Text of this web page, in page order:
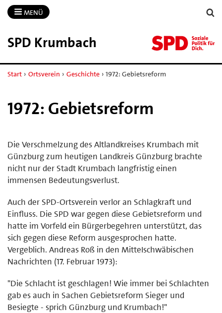
MENÜ
SPD Krumbach
Start › Ortsverein › Geschichte › 1972: Gebietsreform
1972: Gebietsreform
Die Verschmelzung des Altlandkreises Krumbach mit
Günzburg zum heutigen Landkreis Günzburg brachte
nicht nur der Stadt Krumbach langfristig einen
immensen Bedeutungsverlust.
Auch der SPD-Ortsverein verlor an Schlagkraft und
Einfluss. Die SPD war gegen diese Gebietsreform und
hatte im Vorfeld ein Bürgerbegehren unterstützt, das
sich gegen diese Reform ausgesprochen hatte.
Vergeblich. Andreas Roß in den MitteIschwäbischen
Nachrichten (17. Februar 1973):
"Die Schlacht ist geschlagen! Wie immer bei Schlachten
gab es auch in Sachen Gebietsreform Sieger und
Besiegte - sprich Günzburg und Krumbach!"